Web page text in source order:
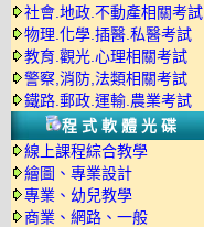
社會.地政.不動產相關考試
物理.化學.插醫.私醫考試
教育.觀光.心理相關考試
警察,消防,法類相關考試
鐵路.郵政.運輸.農業考試
程式軟體光碟
線上課程綜合教學
繪圖、專業設計
專業、幼兒教學
商業、網路、一般